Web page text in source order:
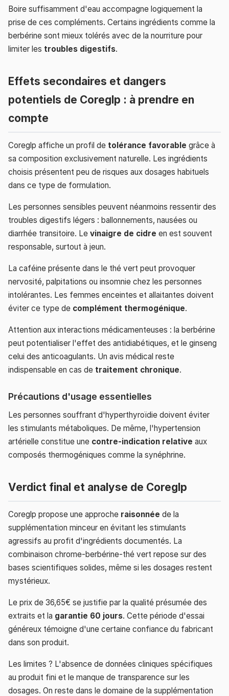
Boire suffisamment d'eau accompagne logiquement la
prise de ces compléments. Certains ingrédients comme la
berbérine sont mieux tolérés avec de la nourriture pour
limiter les troubles digestifs.
Effets secondaires et dangers
potentiels de Coreglp : à prendre en
compte
Coreglp affiche un profil de tolérance favorable grâce à
sa composition exclusivement naturelle. Les ingrédients
choisis présentent peu de risques aux dosages habituels
dans ce type de formulation.
Les personnes sensibles peuvent néanmoins ressentir des
troubles digestifs légers : ballonnements, nausées ou
diarrhée transitoire. Le vinaigre de cidre en est souvent
responsable, surtout à jeun.
La caféine présente dans le thé vert peut provoquer
nervosité, palpitations ou insomnie chez les personnes
intolérantes. Les femmes enceintes et allaitantes doivent
éviter ce type de complément thermogénique.
Attention aux interactions médicamenteuses : la berbérine
peut potentialiser l'effet des antidiabétiques, et le ginseng
celui des anticoagulants. Un avis médical reste
indispensable en cas de traitement chronique.
Précautions d'usage essentielles
Les personnes souffrant d'hyperthyroïdie doivent éviter
les stimulants métaboliques. De même, l'hypertension
artérielle constitue une contre-indication relative aux
composés thermogéniques comme la synéphrine.
Verdict final et analyse de Coreglp
Coreglp propose une approche raisonnée de la
supplémentation minceur en évitant les stimulants
agressifs au profit d'ingrédients documentés. La
combinaison chrome-berbérine-thé vert repose sur des
bases scientifiques solides, même si les dosages restent
mystérieux.
Le prix de 36,65€ se justifie par la qualité présumée des
extraits et la garantie 60 jours. Cette période d'essai
généreux témoigne d'une certaine confiance du fabricant
dans son produit.
Les limites ? L'absence de données cliniques spécifiques
au produit fini et le manque de transparence sur les
dosages. On reste dans le domaine de la supplémentation